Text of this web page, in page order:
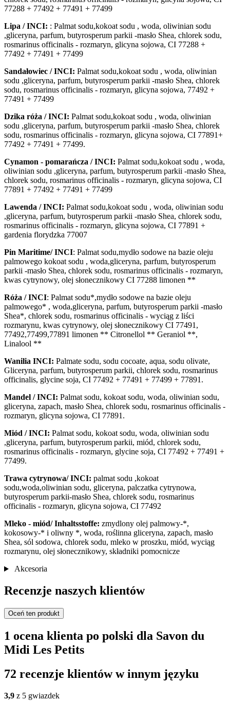
77288 + 77492 + 77491 + 77499
Lipa / INCI: : Palmat sodu,kokoat sodu , woda, oliwinian sodu
,gliceryna, parfum, butyrosperum parkii -masło Shea, chlorek sodu,
rosmarinus officinalis - rozmaryn, glicyna sojowa, CI 77288 +
77492 + 77491 + 77499
Sandałowiec / INCI: Palmat sodu,kokoat sodu , woda, oliwinian
sodu ,gliceryna, parfum, butyrosperum parkii -masło Shea, chlorek
sodu, rosmarinus officinalis - rozmaryn, glicyna sojowa, 77492 +
77491 + 77499
Dzika róża / INCI: Palmat sodu,kokoat sodu , woda, oliwinian
sodu ,gliceryna, parfum, butyrosperum parkii -masło Shea, chlorek
sodu, rosmarinus officinalis - rozmaryn, glicyna sojowa, CI 77891+
77492 + 77491 + 77499.
Cynamon - pomarańcza / INCI: Palmat sodu,kokoat sodu , woda,
oliwinian sodu ,gliceryna, parfum, butyrosperum parkii -masło Shea,
chlorek sodu, rosmarinus officinalis - rozmaryn, glicyna sojowa, CI
77891 + 77492 + 77491 + 77499
Lawenda / INCI: Palmat sodu,kokoat sodu , woda, oliwinian sodu
,gliceryna, parfum, butyrosperum parkii -masło Shea, chlorek sodu,
rosmarinus officinalis - rozmaryn, glicyna sojowa, CI 77891 +
gardenia florydzka 77007
Pin Maritime/ INCI: Palmat sodu,mydło sodowe na bazie oleju
palmowego kokoat sodu , woda,gliceryna, parfum, butyrosperum
parkii -masło Shea, chlorek sodu, rosmarinus officinalis - rozmaryn,
kwas cytrynowy, olej słonecznikowy CI 77288 limonen **
Róża / INCI: Palmat sodu*,mydło sodowe na bazie oleju
palmowego* , woda,gliceryna, parfum, butyrosperum parkii -masło
Shea*, chlorek sodu, rosmarinus officinalis - wyciąg z liści
rozmarynu, kwas cytrynowy, olej słonecznikowy CI 77491,
77492,77499,77891 limonen ** Citronellol ** Geraniol **,
Linalool **
Wanilia INCI: Palmate sodu, sodu cocoate, aqua, sodu olivate,
Gliceryna, parfum, butyrosperum parkii, chlorek sodu, rosmarinus
officinalis, glycine soja, CI 77492 + 77491 + 77499 + 77891.
Mandel / INCI: Palmat sodu, kokoat sodu, woda, oliwinian sodu,
gliceryna, zapach, masło Shea, chlorek sodu, rosmarinus officinalis -
rozmaryn, glicyna sojowa, CI 77891.
Miód / INCI: Palmat sodu, kokoat sodu, woda, oliwinian sodu
,gliceryna, parfum, butyrosperum parkii, miód, chlorek sodu,
rosmarinus officinalis - rozmaryn, glycine soja, CI 77492 + 77491 +
77499.
Trawa cytrynowa/ INCI: palmat sodu ,kokoat
sodu,woda,oliwinian sodu, gliceryna, palczatka cytrynowa,
butyrosperum parkii-masło Shea, chlorek sodu, rosmarinus
officinalis - rozmaryn, glicyna sojowa, CI 77492
Mleko - miód/ Inhaltsstoffe: zmydlony olej palmowy-*,
kokosowy-* i oliwny *, woda, roślinna gliceryna, zapach, masło
Shea, sól sodowa, chlorek sodu, mleko w proszku, miód, wyciąg
rozmarynu, olej słonecznikowy, składniki pomocnicze
Akcesoria
Recenzje naszych klientów
Oceń ten produkt
1 ocena klienta po polski dla Savon du
Midi Les Petits
72 recenzje klientów w innym języku
3,9 z 5 gwiazdek